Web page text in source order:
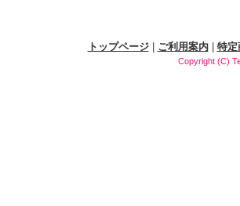
トップページ ご利用案内 特定
Copyright (C)